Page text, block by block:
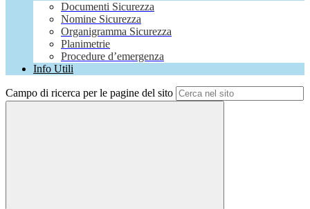
Documenti Sicurezza
Nomine Sicurezza
Organigramma Sicurezza
Planimetrie
Procedure d’emergenza
Info Utili
Campo di ricerca per le pagine del sito